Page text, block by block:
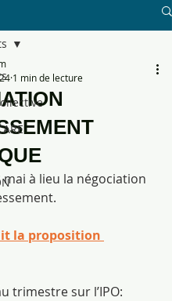
1 min de lecture
mai à lieu la négociation
la proposition
trimestre sur l’IPO: